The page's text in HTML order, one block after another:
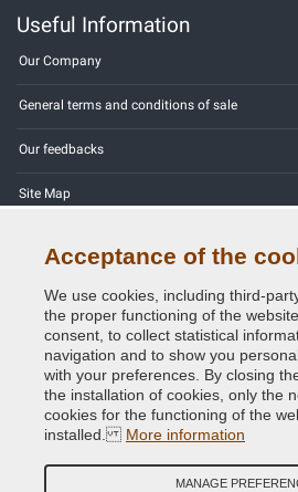
Useful Information
Our Company
General terms and conditions of sale
Our feedbacks
Site Map
Privacy Policy - GDPR
Copyright © 2014 - 2026. All
Acceptance of the
We use cookies, including third-
the proper functioning of the
consent, to collect statistical
navigation and to show you
with your preferences. By closing
the installation of cookies, only the
cookies for the functioning of the
installed. More information
MANAGE